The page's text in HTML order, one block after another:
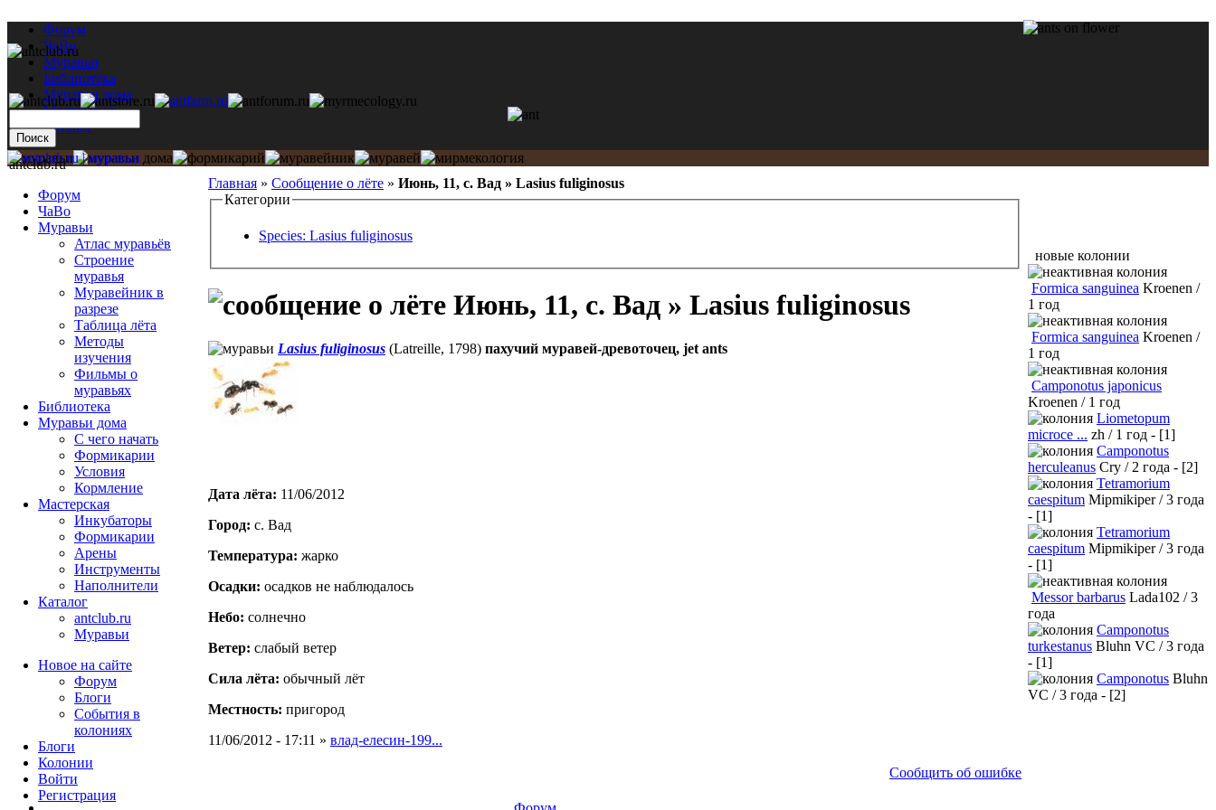
Форум
ЧаВо
Муравьи
Библиотека
Муравьи дома
Мастерская
Каталог
Главная » Сообщение о лёте » Июнь, 11, с. Вад » Lasius fuliginosus
Категории
Species: Lasius fuliginosus
Июнь, 11, с. Вад » Lasius fuliginosus
Lasius fuliginosus (Latreille, 1798) пахучий муравей-древоточец, jet ants
Дата лёта: 11/06/2012
Город: с. Вад
Температура: жарко
Осадки: осадков не наблюдалось
Небо: солнечно
Ветер: слабый ветер
Сила лёта: обычный лёт
Местность: пригород
11/06/2012 - 17:11 » влад-елесин-199...
Сообщить об ошибке
antclub.ru
Форум
ЧаВо
Муравьи
Атлас муравьёв
Строение
муравья
Муравейник в
разрезе
Таблица лёта
Методы
изучения
Фильмы о
муравьях
Библиотека
Муравьи дома
С чего начать
Формикарии
Условия
Кормление
Мастерская
Инкубаторы
Формикарии
Арены
Инструменты
Наполнители
Каталог
antclub.ru
Муравьи
Новое на сайте
Форум
Блоги
События в
колониях
Блоги
Колонии
Войти
Peгиcтpaция
новые колонии
Formica sanguinea Kroenen /
1 год
Formica sanguinea Kroenen /
1 год
Camponotus japonicus
Kroenen / 1 год
Liometopum
microce ... zh / 1 год - [1]
Camponotus
herculeanus Cry / 2 года - [2]
Tetramorium
caespitum Mipmikiper / 3 года
- [1]
Tetramorium
caespitum Mipmikiper / 3 года
- [1]
Messor barbarus Lada102 / 3
года
Camponotus
turkestanus Bluhn VC / 3 года
- [1]
Camponotus Bluhn
VC / 3 года - [2]